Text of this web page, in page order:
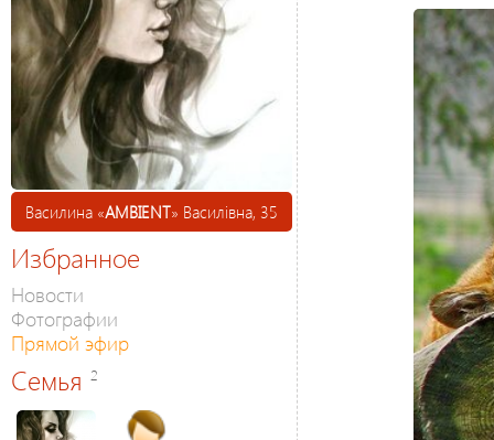
Василина «AMBIENT» Василівна, 35
Избранное
Новости
Фотографии
Прямой эфир
Семья 2